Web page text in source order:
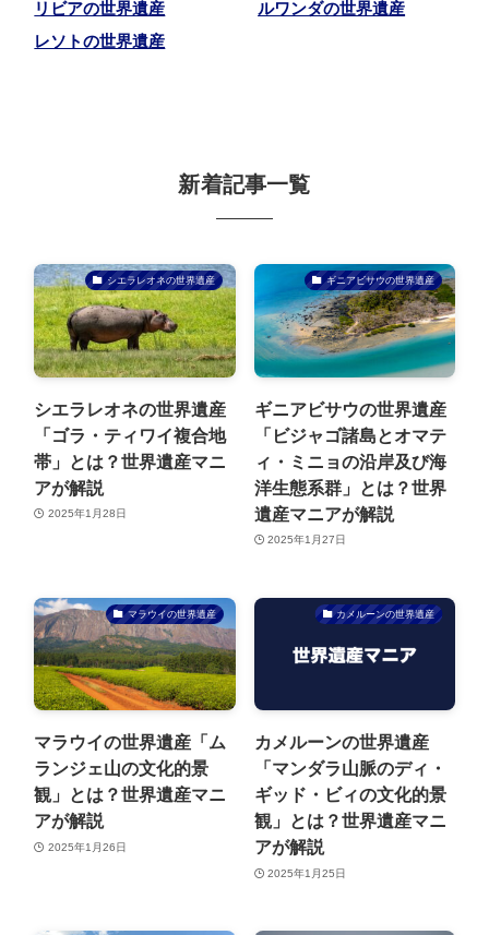
リビアの世界遺産
ルワンダの世界遺産
レソトの世界遺産
新着記事一覧
シエラレオネの世界遺産
シエラレオネの世界遺産
「ゴラ・ティワイ複合地
帯」とは？世界遺産マニ
アが解説
2025年1月28日
ギニアビサウの世界遺産
ギニアビサウの世界遺産
「ビジャゴ諸島とオマテ
ィ・ミニョの沿岸及び海
洋生態系群」とは？世界
遺産マニアが解説
2025年1月27日
マラウイの世界遺産
マラウイの世界遺産「ム
ランジェ山の文化的景
観」とは？世界遺産マニ
アが解説
2025年1月26日
カメルーンの世界遺産
カメルーンの世界遺産
「マンダラ山脈のディ・
ギッド・ビィの文化的景
観」とは？世界遺産マニ
アが解説
2025年1月25日